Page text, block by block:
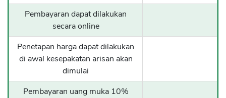
Pembayaran dapat dilakukan
secara online
Penetapan harga dapat dilakukan
di awal kesepakatan arisan akan
dimulai
Pembayaran uang muka 10%